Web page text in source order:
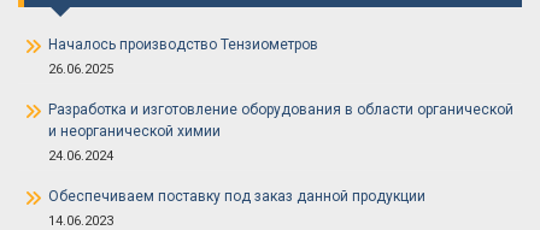
Началось производство Тензиометров
26.06.2025
Разработка и изготовление оборудования в области органической
и неорганической химии
24.06.2024
Обеспечиваем поставку под заказ данной продукции
14.06.2023